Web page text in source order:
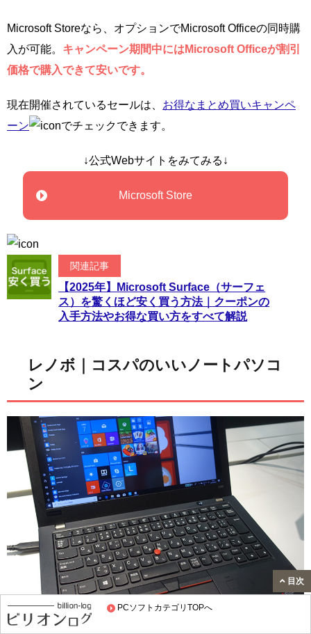
PCソフトカテゴリTOPへ
Microsoft Storeなら、オプションでMicrosoft Officeの同時購
入が可能。 キャンペーン期間中にはMicrosoft Officeが割引
価格で購入できて安いです。
現在開催されているセールは、 お得なまとめ買いキャンペ
ーン
でチェックできます。
↓公式Webサイトをみてみる↓
Microsoft Store
関連記事
【2025年】Microsoft Surface（サーフェ
ス）を驚くほど安く買う方法｜クーポンの
入手方法やお得な買い方をすべて解説
レノボ｜コスパのいいノートパソコ
ン
目次